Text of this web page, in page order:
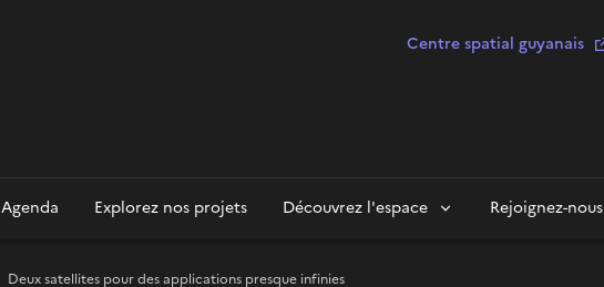
Centre spatial guyanais
Agenda Explorez nos projets Découvrez l'espace Rejoignez-nous
Deux satellites pour des applications presque infinies